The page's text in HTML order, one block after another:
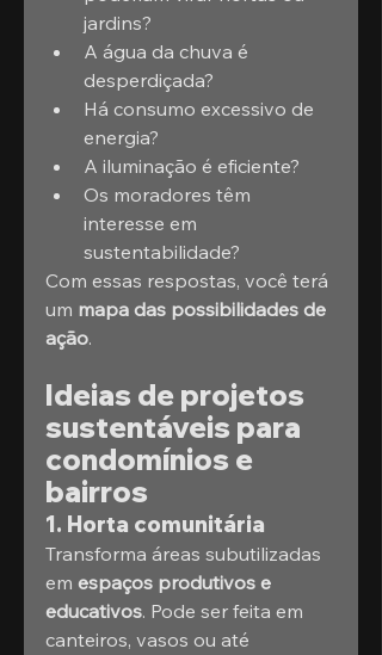
jardins?
A água da chuva é
desperdiçada?
Há consumo excessivo de
energia?
A iluminação é eficiente?
Os moradores têm
interesse em
sustentabilidade?
Com essas respostas, você terá
um mapa das possibilidades de
ação.
Ideias de projetos
sustentáveis para
condomínios e
bairros
1. Horta comunitária
Transforma áreas subutilizadas
em espaços produtivos e
educativos. Pode ser feita em
canteiros, vasos ou até